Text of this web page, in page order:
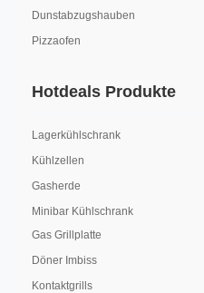
Dunstabzugshauben
Pizzaofen
Hotdeals Produkte
Lagerkühlschrank
Kühlzellen
Gasherde
Minibar Kühlschrank
Gas Grillplatte
Döner Imbiss
Kontaktgrills